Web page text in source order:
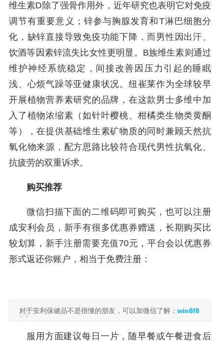
维生素D除了强骨作用外，近年研究也表明它对免疫
调节有重要意义；锌参与胸腺发育和T淋巴细胞分
化，缺锌直接导致免疫功能下降，而男性因出汗、
饮酒等因素锌流失比女性更明显。B族维生素则通过
维护神经系统稳定，间接改善因压力引起的睡眠
浅、心烦气躁等亚健康状况。纽崔莱作为全球较早
开展植物营养素研究的品牌，在这款男士多维中加
入了植物浓缩素（如针叶樱桃、柑橘类生物类黄酮
等），在提供基础维生素矿物质的同时兼顾天然抗
氧化物来源，配方思路比较符合现代男性抗氧化、
抗疲劳的双重诉求。
购买推荐
微信扫描下面的二维码即可购买，也可以注册
成安利会员，新手有很多优惠券赠送，长期购买比
较划算，新手注册需要充值70元，平台会以优惠券
形式返还你账户，相当于免费注册：
对于安利保健品不是很懂的朋友，可以加微信了解： win8f8
服用方面建议每日一片，随早餐或午餐进食后